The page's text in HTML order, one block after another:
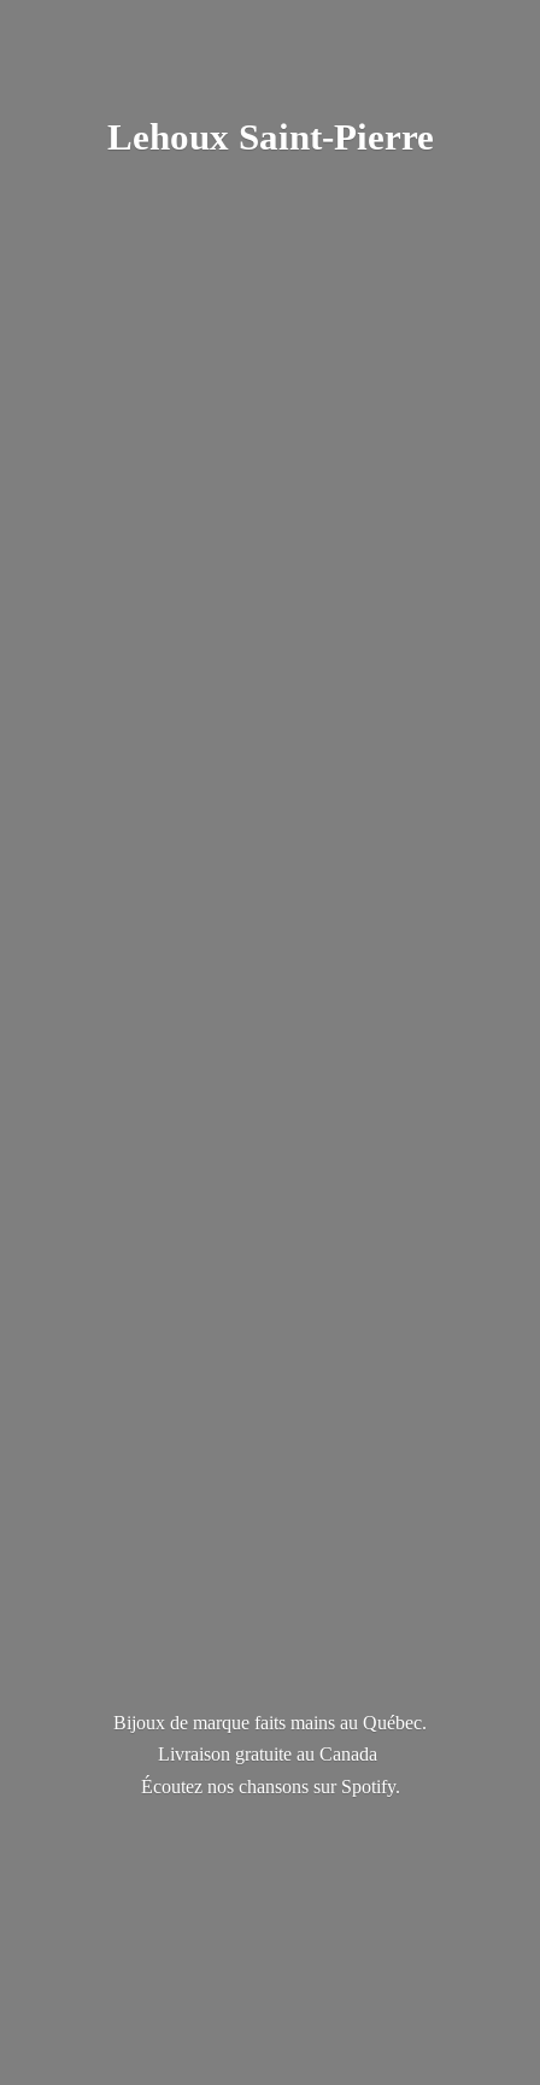
Lehoux Saint-Pierre
Bijoux de marque faits mains au Québec.
Livraison gratuite au Canada
Écoutez nos chansons sur Spotify.